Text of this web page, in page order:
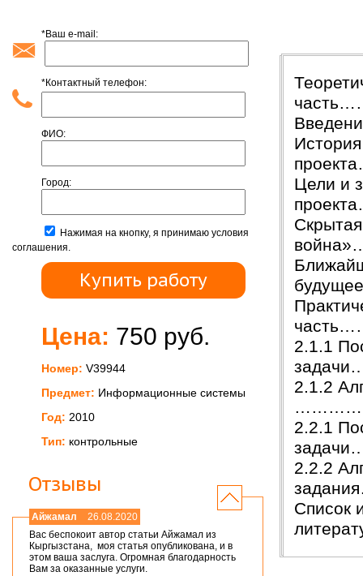
*Ваш e-mail:
*Контактный телефон:
ФИО:
Город:
Нажимая на кнопку, я принимаю условия
соглашения.
Цена: 750 руб.
Номер: V39944
Предмет: Информационные системы
Год: 2010
Тип: контрольные
Отзывы
Айжамал
26.08.2020
Вас беспокоит автор статьи Айжамал из
Кыргызстана, моя статья опубликована, и в
этом ваша заслуга. Огромная благодарность
Вам за оказанные услуги.
История
Цели и
2.1.1
2.1.2
2.2.1
2.2.2
Список